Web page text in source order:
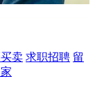
卖 求职招聘 留